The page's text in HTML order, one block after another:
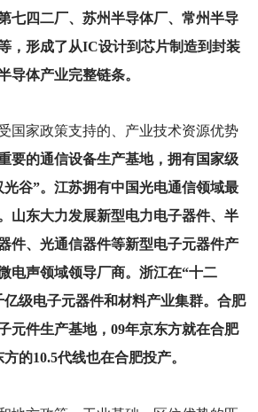
七四二厂、苏州半导体厂、常州半导
，形成了从IC设计到芯片制造到封装
导体产业完整链条。
国家政策支持的、产业技术资源优势
要的通信设备生产基地，拥有国家级
谷”。江苏拥有中国光电通信领域最
山东大力发展新型电力电子器件、半
件、光通信器件等新型电子元器件产
电声领域领导厂商。浙江在“十二
级电子元器件和材料产业集群。合肥
元件生产基地，09年京东方就在合肥
的10.5代线也在合肥投产。